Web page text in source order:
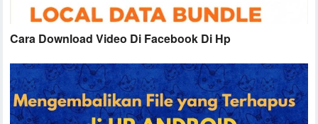
Cara Download Video Di Facebook Di Hp